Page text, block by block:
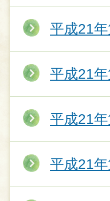
平成21
平成21
平成21
平成21